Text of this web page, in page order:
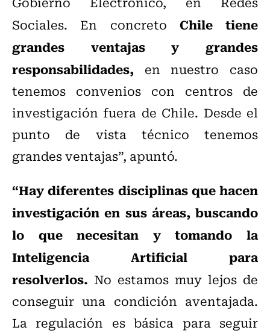
Sociales. En concreto Chile tiene
grandes ventajas y grandes
responsabilidades, en nuestro caso
tenemos convenios con centros de
investigación fuera de Chile. Desde el
punto de vista técnico tenemos
grandes ventajas”, apuntó.
“Hay diferentes disciplinas que hacen
investigación en sus áreas, buscando
lo que necesitan y tomando la
Inteligencia Artificial para
resolverlos. No estamos muy lejos de
conseguir una condición aventajada.
La regulación es básica para seguir